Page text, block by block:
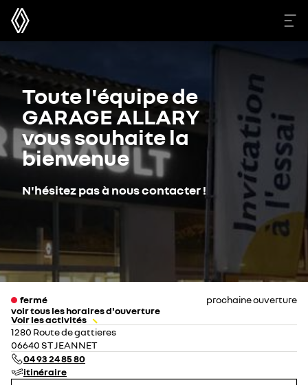
Toute l'équipe de
GARAGE ALLARY
vous souhaite la
bienvenue
N'hésitez pas à nous contacter !
fermé
prochaine ouverture
voir tous les horaires d'ouverture
lundi
mardi
mercredi
jeudi
vendredi
Voir les activités
1280 Route de gattieres
06640 ST JEANNET
04 93 24 85 80
itinéraire